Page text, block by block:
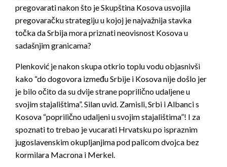
pregovarati nakon što je Skupština Kosova usvojila
pregovaračku strategiju u kojoj je najvažnija stavka
točka da Srbija mora priznati neovisnost Kosova u
sadašnjim granicama?
Plenković je nakon skupa otkrio toplu vodu objasnivši
kako “do dogovora između Srbije i Kosova nije došlo jer
je bilo očito da su dvije strane poprilično udaljene u
svojim stajalištima”. Silan uvid. Zamisli, Srbi i Albanci s
Kosova “poprilično udaljeni u svojim stajalištima”! I za
spoznati to trebao je vucarati Hrvatsku po ispraznim
jugoslavenskim okupljanjima pod palicom dvojca bez
kormilara Macrona i Merkel.